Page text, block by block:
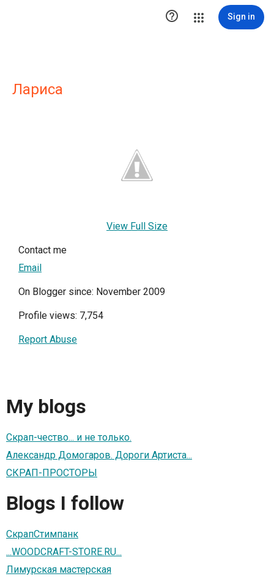
 Sign in
Лариса
View Full Size
Contact me
Email
On Blogger since: November 2009
Profile views: 7,754
Report Abuse
My blogs
Скрап-чество... и не только.
Александр Домогаров. Дороги Артиста...
СКРАП-ПРОСТОРЫ
Blogs I follow
СкрапСтимпанк
...WOODCRAFT-STORE.RU...
Лимурская мастерская